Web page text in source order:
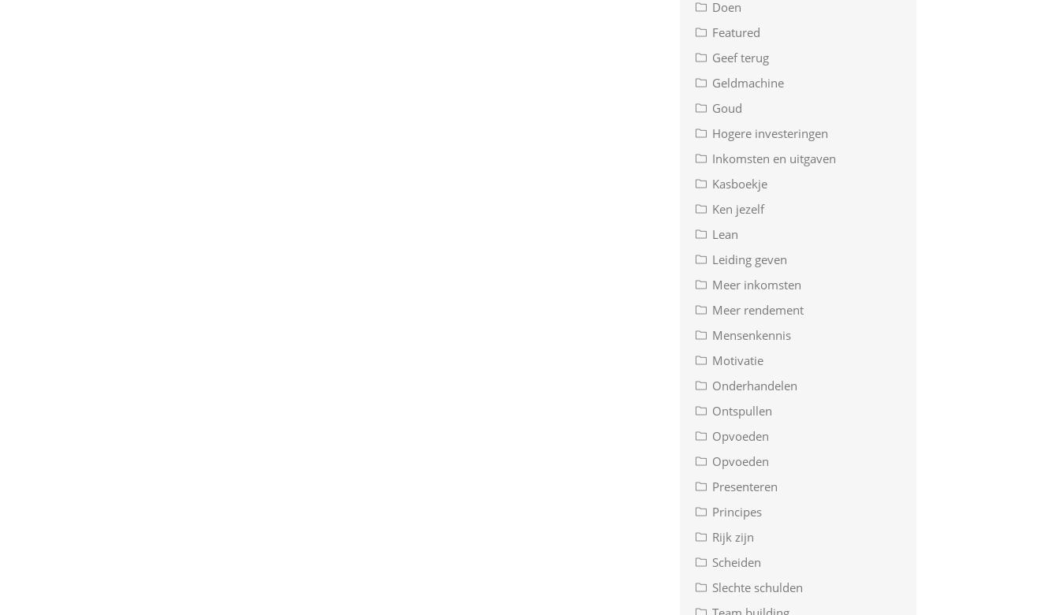
Doen
Featured
Geef terug
Geldmachine
Goud
Hogere investeringen
Inkomsten en uitgaven
Kasboekje
Ken jezelf
Lean
Leiding geven
Meer inkomsten
Meer rendement
Mensenkennis
Motivatie
Onderhandelen
Ontspullen
Opvoeden
Opvoeden
Presenteren
Principes
Rijk zijn
Scheiden
Slechte schulden